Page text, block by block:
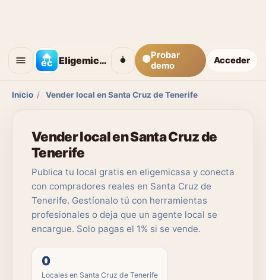
Eligemicasa 🟡Probar
demo
Acceder
Inicio / Vender local en Santa Cruz de Tenerife
Vender local en Santa Cruz de
Tenerife
Publica tu local gratis en eligemicasa y conecta
con compradores reales en Santa Cruz de
Tenerife. Gestíonalo tú con herramientas
profesionales o deja que un agente local se
encargue. Solo pagas el 1% si se vende.
0
Locales en Santa Cruz de Tenerife